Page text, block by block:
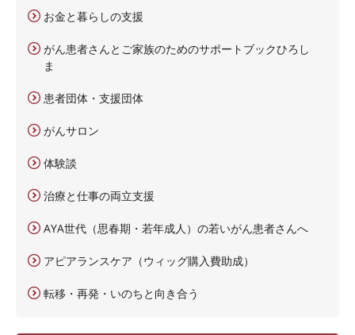
お金と暮らしの支援
がん患者さんとご家族のためのサポートブックひろし
ま
患者団体・支援団体
がんサロン
体験談
治療と仕事の両立支援
AYA世代（思春期・若年成人）の若いがん患者さんへ
アピアランスケア（ウィッグ購入費助成）
転移・再発・いのちと向き合う